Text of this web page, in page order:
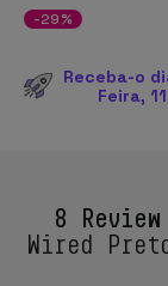
Switch/
-29%
Receba-o
Feira,
8 Review
Wired